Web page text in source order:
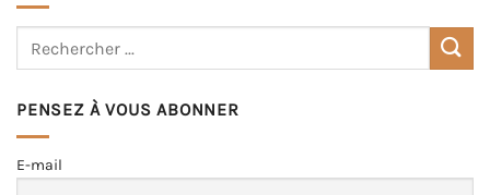
PENSEZ À VOUS ABONNER
E-mail